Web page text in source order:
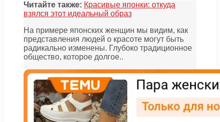
Читайте также: Красивые японки: откуда
взялся этот идеальный образ
На примере японских женщин мы видим, как
представления людей о красоте могут быть
радикально изменены. Глубоко традиционное
общество, которое долгое..